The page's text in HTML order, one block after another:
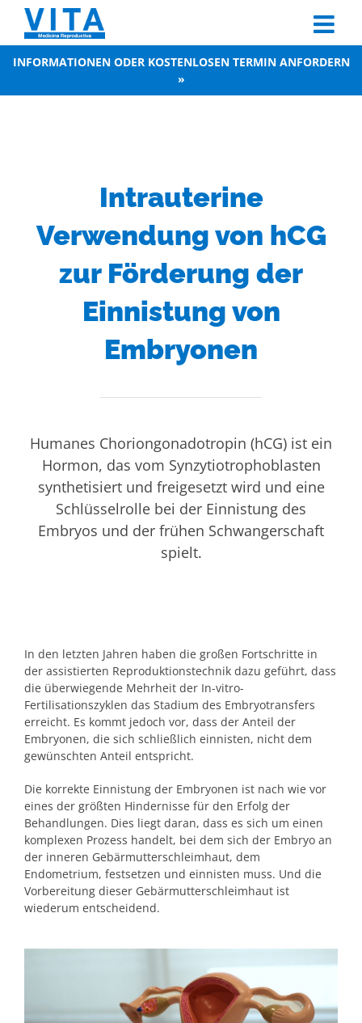
content
INFORMATIONEN ODER KOSTENLOSEN TERMIN ANFORDERN
»
Intrauterine
Verwendung von hCG
zur Förderung der
Einnistung von
Embryonen
Humanes Choriongonadotropin (hCG) ist ein
Hormon, das vom Synzytiotrophoblasten
synthetisiert und freigesetzt wird und eine
Schlüsselrolle bei der Einnistung des
Embryos und der frühen Schwangerschaft
spielt.
In den letzten Jahren haben die großen Fortschritte in
der assistierten Reproduktionstechnik dazu geführt, dass
die überwiegende Mehrheit der In-vitro-
Fertilisationszyklen das Stadium des Embryotransfers
erreicht. Es kommt jedoch vor, dass der Anteil der
Embryonen, die sich schließlich einnisten, nicht dem
gewünschten Anteil entspricht.
Die korrekte Einnistung der Embryonen ist nach wie vor
eines der größten Hindernisse für den Erfolg der
Behandlungen. Dies liegt daran, dass es sich um einen
komplexen Prozess handelt, bei dem sich der Embryo an
der inneren Gebärmutterschleimhaut, dem
Endometrium, festsetzen und einnisten muss. Und die
Vorbereitung dieser Gebärmutterschleimhaut ist
wiederum entscheidend.